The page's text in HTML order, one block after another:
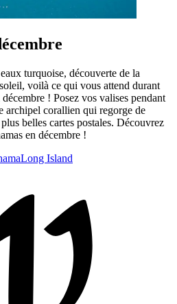
turquoise, découverte de la
voilà ce qui vous attend durant
! Posez vos valises pendant
archipel corallien qui regorge de
belles cartes postales. Découvrez
en décembre !
Long Island